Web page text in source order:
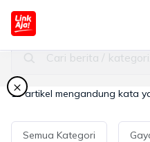
Seputar LinkAja
Cari berita /
13artikel mengandung kata
Semua Kategori
×